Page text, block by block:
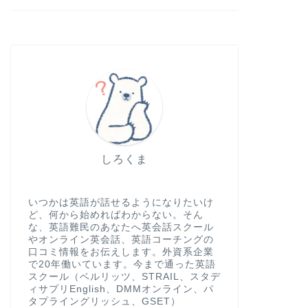
しろくま
いつかは英語が話せるようになりたいけ
ど、何から始めればわからない。そん
な、英語難民のあなたへ英会話スクール
やオンライン英会話、英語コーチングの
口コミ情報をお伝えします。外資系企業
で20年働いています。今まで通った英語
スクール（ベルリッツ、STRAIL、スタデ
ィサプリEnglish、DMMオンライン、パ
タプライングリッシュ、GSET）